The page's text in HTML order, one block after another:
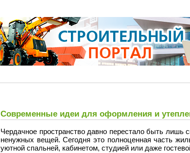
Современные идеи для оформления и
Чердачное пространство давно перестало быть лишь
ненужных вещей. Сегодня это полноценная часть
уютной спальней, кабинетом, студией или даже